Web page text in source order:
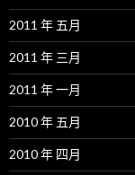
2011 年 五月
2011 年 三月
2011 年 一月
2010 年 五月
2010 年 四月